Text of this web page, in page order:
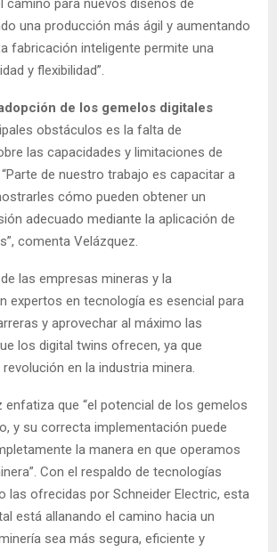
camino para nuevos diseños de
una producción más ágil y aumentando
fabricación inteligente permite una
y flexibilidad”.
de los gemelos digitales
obstáculos es la falta de
las capacidades y limitaciones de
de nuestro trabajo es capacitar a
cómo pueden obtener un
adecuado mediante la aplicación de
comenta Velázquez.
las empresas mineras y la
expertos en tecnología es esencial para
y aprovechar al máximo las
los digital twins ofrecen, ya que
en la industria minera.
enfatiza que “el potencial de los gemelos
y su correcta implementación puede
la manera en que operamos
Con el respaldo de tecnologías
las ofrecidas por Schneider Electric, esta
está allanando el camino hacia un
sea más segura, eficiente y